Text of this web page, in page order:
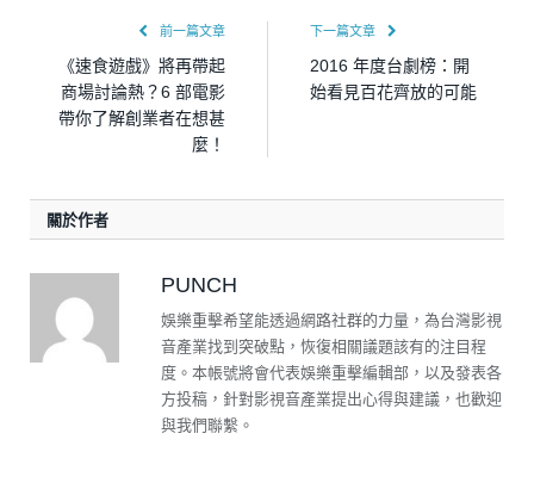
前一篇文章
《速食遊戲》將再帶起
商場討論熱？6 部電影
帶你了解創業者在想甚
麼！
下一篇文章
2016 年度台劇榜：開
始看見百花齊放的可能
關於作者
PUNCH
娛樂重擊希望能透過網路社群的力量，為台灣影視
音產業找到突破點，恢復相關議題該有的注目程
度。本帳號將會代表娛樂重擊編輯部，以及發表各
方投稿，針對影視音產業提出心得與建議，也歡迎
與我們聯繫。